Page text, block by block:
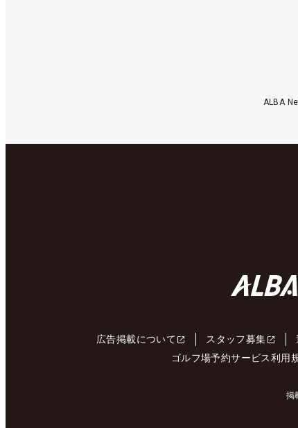
ALBA
広告掲載について スタッフ募集
ゴルフ場予約サービス利用
掲